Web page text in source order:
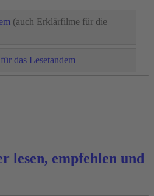
(auch Erklärfilme für die
das Lesetandem
lesen, empfehlen und